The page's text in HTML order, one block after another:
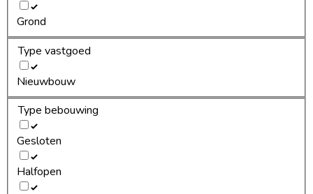
Grond
Type vastgoed
Nieuwbouw
Type bebouwing
Gesloten
Halfopen